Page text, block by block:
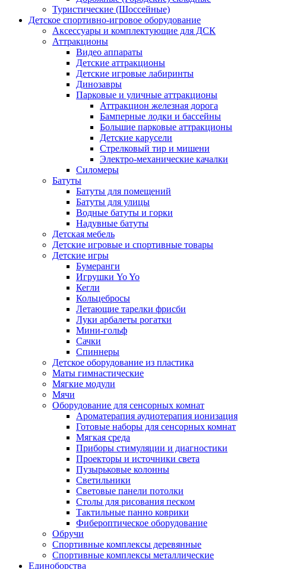
Туристические (Шоссейные)
Детское спортивно-игровое оборудование
Аксессуары и комплектующие для ДСК
Аттракционы
Видео аппараты
Детские аттракционы
Детские игровые лабиринты
Динозавры
Парковые и уличные аттракционы
Аттракцион железная дорога
Бамперные лодки и бассейны
Большие парковые аттракционы
Детские карусели
Стрелковый тир и мишени
Электро-механические качалки
Силомеры
Батуты
Батуты для помещений
Батуты для улицы
Водные батуты и горки
Надувные батуты
Детская мебель
Детские игровые и спортивные товары
Детские игры
Бумеранги
Игрушки Yo Yo
Кегли
Кольцебросы
Летающие тарелки фрисби
Луки арбалеты рогатки
Мини-гольф
Сачки
Спиннеры
Детское оборудование из пластика
Маты гимнастические
Мягкие модули
Мячи
Оборудование для сенсорных комнат
Ароматерапия аудиотерапия ионизация
Готовые наборы для сенсорных комнат
Мягкая среда
Приборы стимуляции и диагностики
Проекторы и источники света
Пузырьковые колонны
Светильники
Световые панели потолки
Столы для рисования песком
Тактильные панно коврики
Фибероптическое оборудование
Обручи
Спортивные комплексы деревянные
Спортивные комплексы металлические
Единоборства